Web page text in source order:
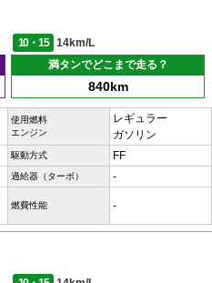
10・15
14km/L
満タンでどこまで走る？
840km
使用燃料
エンジン
レギュラー
ガソリン
駆動方式 FF
過給器（ターボ） -
燃費性能 -